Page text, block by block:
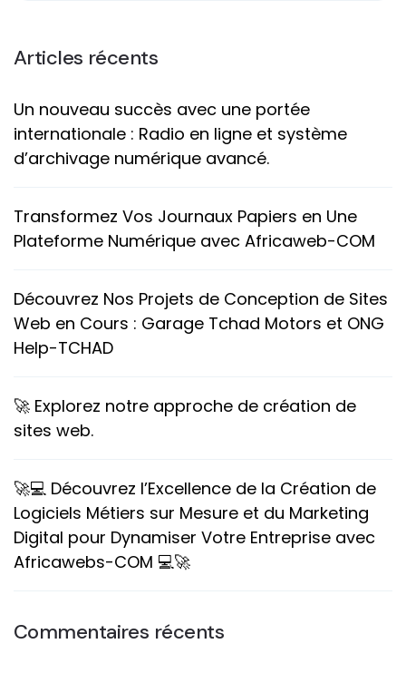
Articles récents
Un nouveau succès avec une portée
internationale : Radio en ligne et système
d’archivage numérique avancé.
Transformez Vos Journaux Papiers en Une
Plateforme Numérique avec Africaweb-COM
Découvrez Nos Projets de Conception de Sites
Web en Cours : Garage Tchad Motors et ONG
Help-TCHAD
🚀 Explorez notre approche de création de
sites web.
🚀💻 Découvrez l’Excellence de la Création de
Logiciels Métiers sur Mesure et du Marketing
Digital pour Dynamiser Votre Entreprise avec
Africawebs-COM 💻🚀
Commentaires récents